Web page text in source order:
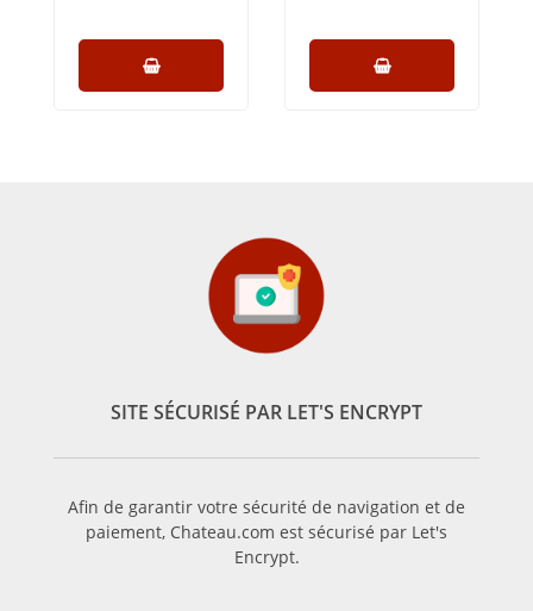
SITE SÉCURISÉ PAR LET'S ENCRYPT
Afin de garantir votre sécurité de navigation et de
paiement, Chateau.com est sécurisé par Let's
Encrypt.